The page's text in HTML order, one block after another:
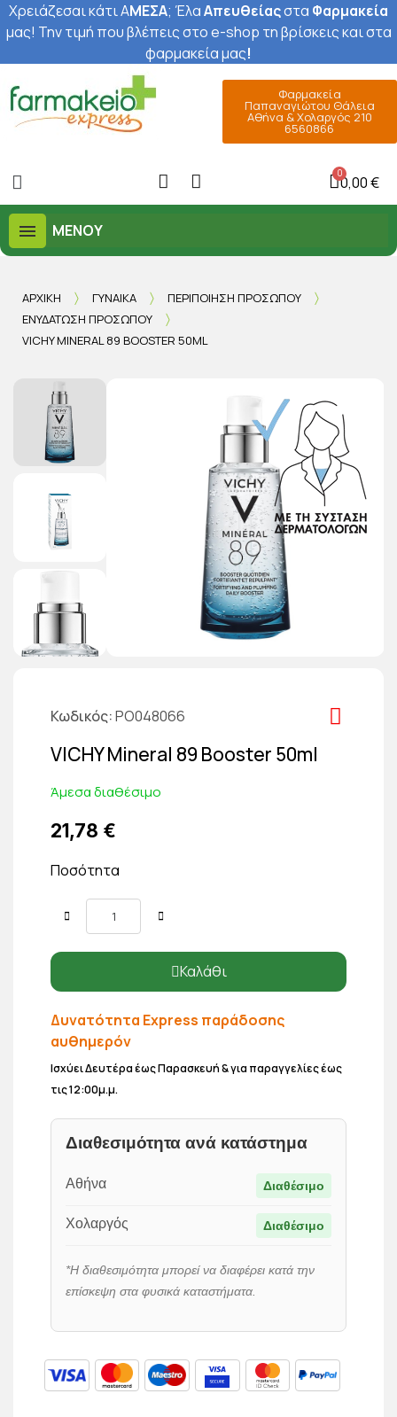
Χρειάζεσαι κάτι ΑΜΕΣΑ; ΈλαΑπευθείαςστα Φαρμακεία
μας! Την τιμή που βλέπεις στο e-shop τη βρίσκεις και στα
φαρμακεία μας!
Φαρμακεία
Παπαναγιώτου Θάλεια
Αθήνα & Χολαργός 210
6560866
0,00 €
ΜΕΝΟΎ
ΑΡΧΙΚΉ ΓΥΝΑΊΚΑ
ΠΕΡΙΠΟΊΗΣΗ ΠΡΟΣΏΠΟΥ
ΕΝΥΔΆΤΩΣΗ ΠΡΟΣΏΠΟΥ
VICHY MINERAL 89 BOOSTER 50ML
Κωδικός PO048066
VICHY Mineral 89 Booster 50ml
Άμεσα διαθέσιμο
21,78 €
Ποσότητα
Καλάθι
Δυνατότητα Express παράδοσης
αυθημερόν
Ισχύει Δευτέρα έως Παρασκευή & για παραγγελίες έως
τις 12:00μ.μ.
Διαθεσιμότητα ανά κατάστημα
Αθήνα Διαθέσιμο
Χολαργός Διαθέσιμο
*Η διαθεσιμότητα μπορεί να διαφέρει κατά την
επίσκεψη στα φυσικά καταστήματα.